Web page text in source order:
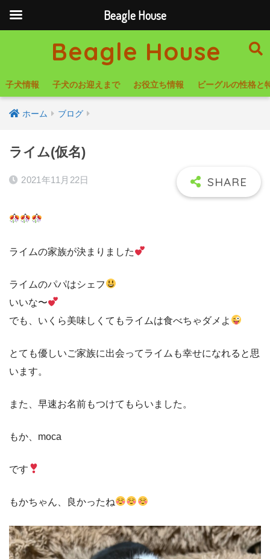
Beagle House
子犬情報 子犬のお迎えまで お役立ち情報 ビーグルの性格と
ホーム ブログ
ライム(仮名)
2021年11月22日
ライムの家族が決まりました
ライムのパパはシェフ
いいな〜
でも、いくら美味しくてもライムは食べちゃダメよ
とても優しいご家族に出会ってライムも幸せになれると思
います。
また、早速お名前もつけてもらいました。
もか、moca
です
もかちゃん、良かったね
Beagle House